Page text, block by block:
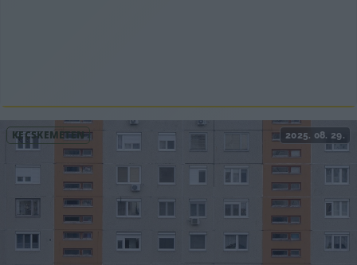
KECSKEMÉTEN 2025. 08. 29.